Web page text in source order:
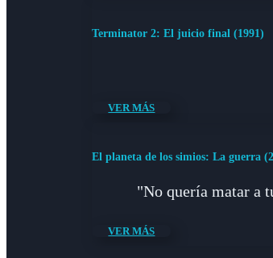
Terminator 2: El juicio final (1991)
VER MÁS
El planeta de los simios: La guerra
"No quería matar a
VER MÁS